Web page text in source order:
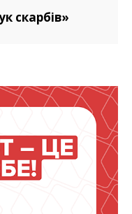
скарбів»